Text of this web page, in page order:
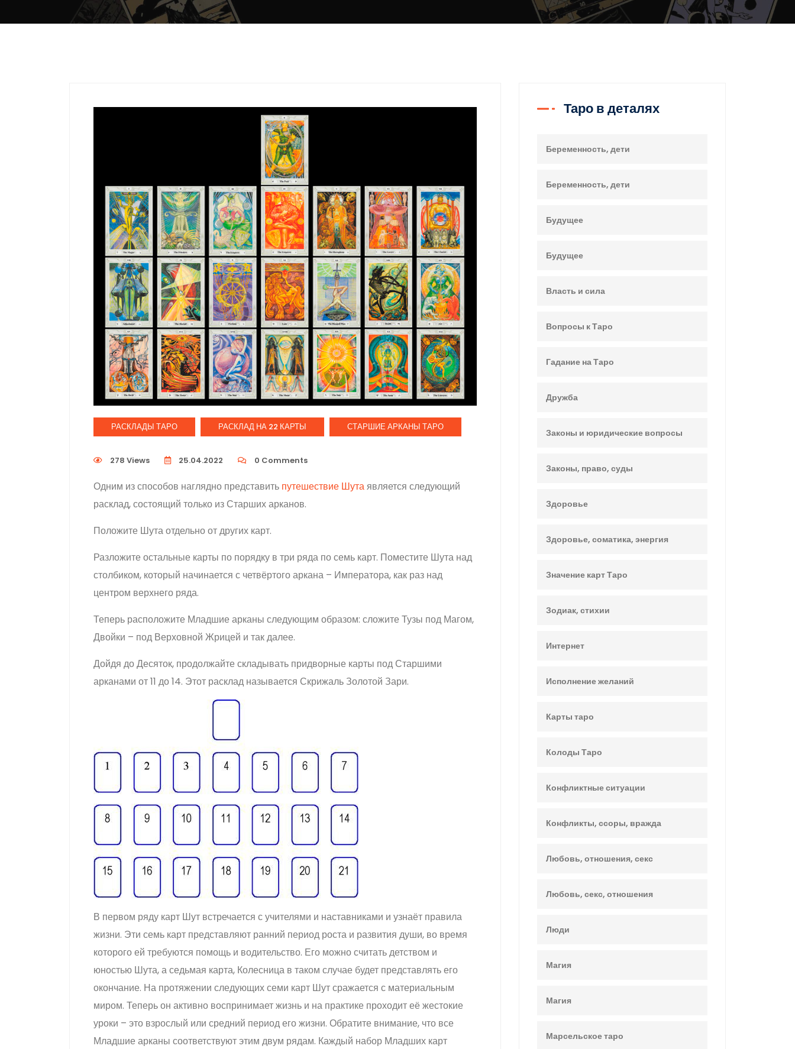
РАСКЛАДЫ ТАРО РАСКЛАД НА 22 КАРТЫ СТАРШИЕ АРКАНЫ ТАРО
278 Views 25.04.2022 0 Comments
Одним из способов наглядно представить путешествие Шутаявляется следующий
расклад, состоящий только из Старших арканов.
Положите Шута отдельно от других карт.
Разложите остальные карты по порядку в три ряда по семь карт. Поместите Шута над
столбиком, который начинается с четвёртого аркана – Императора, как раз над
центром верхнего ряда.
Теперь расположите Младшие арканы следующим образом: сложите Тузы под Магом,
Двойки – под Верховной Жрицей и так далее.
Дойдя до Десяток, продолжайте складывать придворные карты под Старшими
арканами от 11 до 14. Этот расклад называется Скрижаль Золотой Зари.
В первом ряду карт Шут встречается с учителями и наставниками и узнаёт правила
жизни. Эти семь карт представляют ранний период роста и развития души, во время
которого ей требуются помощь и водительство. Его можно считать детством и
юностью Шута, а седьмая карта, Колесница в таком случае будет представлять его
окончание. На протяжении следующих семи карт Шут сражается с материальным
миром. Теперь он активно воспринимает жизнь и на практике проходит её жестокие
уроки – это взрослый или средний период его жизни. Обратите внимание, что все
Младшие арканы соответствуют этим двум рядам. Каждый набор Младших карт
Таро в деталях
Беременность, дети
Беременность, дети
Будущее
Будущее
Власть и сила
Вопросы к Таро
Гадание на Таро
Дружба
Законы и юридические вопросы
Законы, право, суды
Здоровье
Здоровье, соматика, энергия
Значение карт Таро
Зодиак, стихии
Интернет
Исполнение желаний
Карты таро
Колоды Таро
Конфликтные ситуации
Конфликты, ссоры, вражда
Любовь, отношения, секс
Любовь, секс, отношения
Люди
Магия
Магия
Марсельское таро